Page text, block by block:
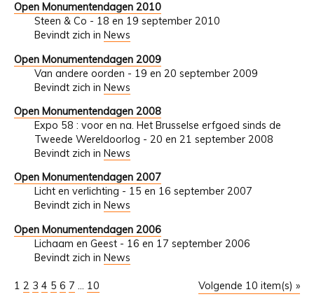
Open Monumentendagen 2010
Steen & Co - 18 en 19 september 2010
Bevindt zich in News
Open Monumentendagen 2009
Van andere oorden - 19 en 20 september 2009
Bevindt zich in News
Open Monumentendagen 2008
Expo 58 : voor en na. Het Brusselse erfgoed sinds de
Tweede Wereldoorlog - 20 en 21 september 2008
Bevindt zich in News
Open Monumentendagen 2007
Licht en verlichting - 15 en 16 september 2007
Bevindt zich in News
Open Monumentendagen 2006
Lichaam en Geest - 16 en 17 september 2006
Bevindt zich in News
Volgende 10 item(s) »
1 2 3 4 5 6 7 ... 10